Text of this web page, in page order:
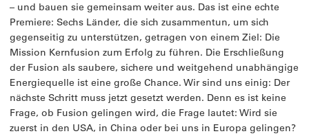
– und bauen sie gemeinsam weiter aus. Das ist eine echte
Premiere: Sechs Länder, die sich zusammentun, um sich
gegenseitig zu unterstützen, getragen von einem Ziel: Die
Mission Kernfusion zum Erfolg zu führen. Die Erschließung
der Fusion als saubere, sichere und weitgehend unabhängige
Energiequelle ist eine große Chance. Wir sind uns einig: Der
nächste Schritt muss jetzt gesetzt werden. Denn es ist keine
Frage, ob Fusion gelingen wird, die Frage lautet: Wird sie
zuerst in den USA, in China oder bei uns in Europa gelingen?